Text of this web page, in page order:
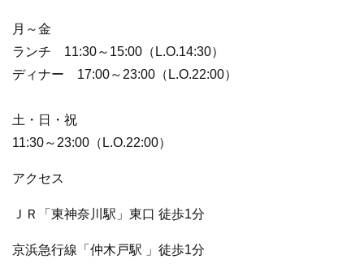
月～金
ランチ 11:30～15:00（L.O.14:30）
ディナー 17:00～23:00（L.O.22:00）
土・日・祝
11:30～23:00（L.O.22:00）
アクセス
ＪＲ「東神奈川駅」東口 徒歩1分
京浜急行線「仲木戸駅 」徒歩1分